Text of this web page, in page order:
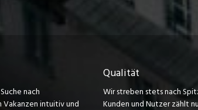
nach
Vakanzen intuitiv und
Qualität
Wir streben stets nach
Kunden und Nutzer zählt